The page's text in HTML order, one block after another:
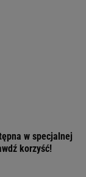
w specjalnej
korzyść!